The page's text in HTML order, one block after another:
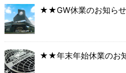
★★GW休業のお知ら
★★年末年始休業の